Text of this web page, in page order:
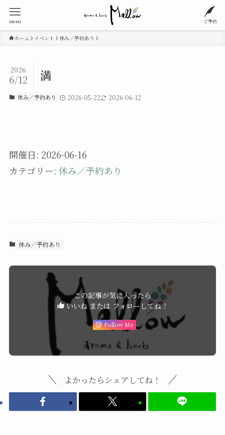
ご予約
menu
ホーム イベント 休み／予約あり
満
2026
6/12
休み／予約あり 2026-05-22 2026-06-12
開催日: 2026-06-16
カテゴリー: 休み／予約あり
休み／予約あり
この記事が気に入ったら
いいね または フォローしてね！
Follow Me
よかったらシェアしてね！